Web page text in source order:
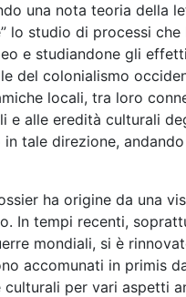
una nota teoria della
lo studio di processi
e studiandone gli
del colonialismo
locali, tra loro
e alle eredità culturali
tale direzione,
ha origine da una
In tempi recenti,
mondiali, si è
accomunati in primis
per vari aspetti